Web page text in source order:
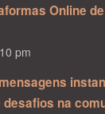
Online
pm
na